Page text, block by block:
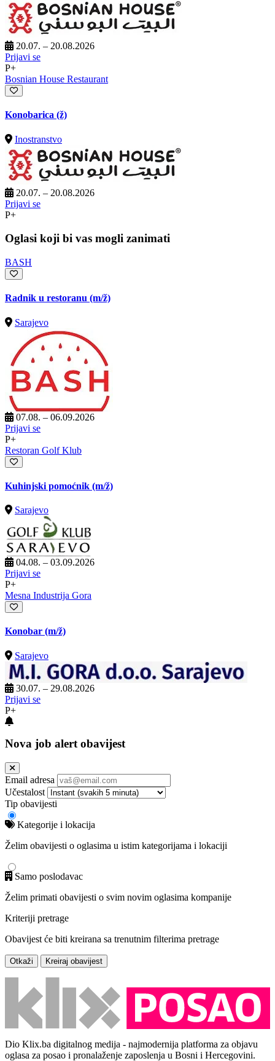
20.07. – 20.08.2026
Prijavi se
P+
Bosnian House Restaurant
Konobarica (ž)
Inostranstvo
20.07. – 20.08.2026
Prijavi se
P+
Oglasi koji bi vas mogli zanimati
BASH
Radnik u restoranu (m/ž)
Sarajevo
07.08. – 06.09.2026
Prijavi se
P+
Restoran Golf Klub
Kuhinjski pomoćnik (m/ž)
Sarajevo
04.08. – 03.09.2026
Prijavi se
P+
Mesna Industrija Gora
Konobar (m/ž)
Sarajevo
30.07. – 29.08.2026
Prijavi se
P+
Nova job alert obavijest
Email adresa
Učestalost
Tip obavijesti
Kategorije i lokacija
Želim obavijesti o oglasima u istim kategorijama i lokaciji
Samo poslodavac
Želim primati obavijesti o svim novim oglasima kompanije
Kriteriji pretrage
Obavijest će biti kreirana sa trenutnim filterima pretrage
Otkaži Kreiraj obavijest
Dio Klix.ba digitalnog medija - najmodernija platforma za objavu
oglasa za posao i pronalaženje zaposlenja u Bosni i Hercegovini.